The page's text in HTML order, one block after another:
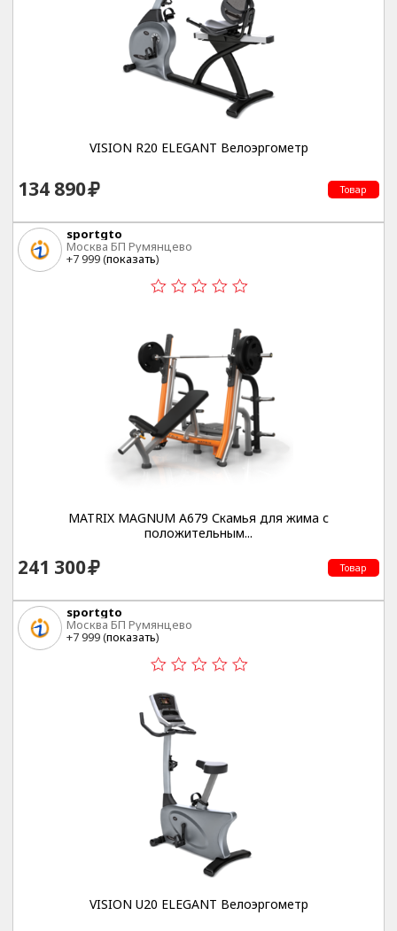
VISION R20 ELEGANT Велоэргометр
134 890 Товар
sportgto
Москва БП Румянцево
+7 999 (показать)
MATRIX MAGNUM A679 Скамья для жима с
положительным...
241 300 Товар
sportgto
Москва БП Румянцево
+7 999 (показать)
VISION U20 ELEGANT Велоэргометр